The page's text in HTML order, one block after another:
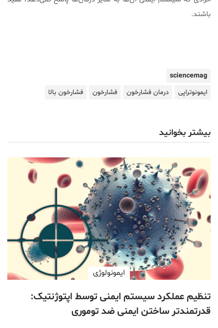
باشند.
sciencemag
ایمونوتراپی
درمان فشارخون فشارخون فشارخون بالا
بیشتر بخوانید
ایمونولوژی
تنظیم عملکرد سیستم ایمنی توسط اپتوژنتیک:
قدرتمندتر ساختن ایمنی ضد توموری